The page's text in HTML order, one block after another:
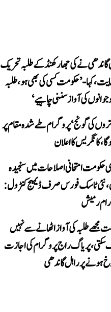
نے کی جھارکھنڈ کے طلبہ تحریک
کہا- ’حکومت کسی کی بھی ہو، طلبہ
کی آواز سننی چاہیے‘
کی گونج‘ پروگرام طے شدہ مقام پر
کانگریس کا اعلان
امتحانی اصلاحات میں سنجیدہ
نئی ٹاسک فورس صرف ڈیمیج کنٹرول:
رمیش
مجھے طلبہ کی آواز اٹھانے سے نہیں
پریاگ راج پروگرام کی اجازت
ہونے پر راہل گاندھی